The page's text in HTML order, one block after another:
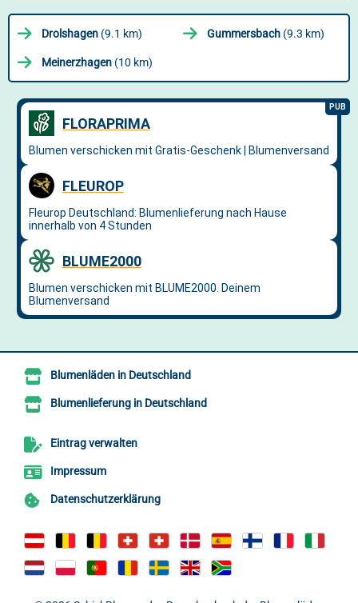
Drolshagen (9.1 km) Gummersbach (9.3 km)
Meinerzhagen (10 km)
Blumenläden in Deutschland
Blumenlieferung in Deutschland
Eintrag verwalten
Impressum
Datenschutzerklärung